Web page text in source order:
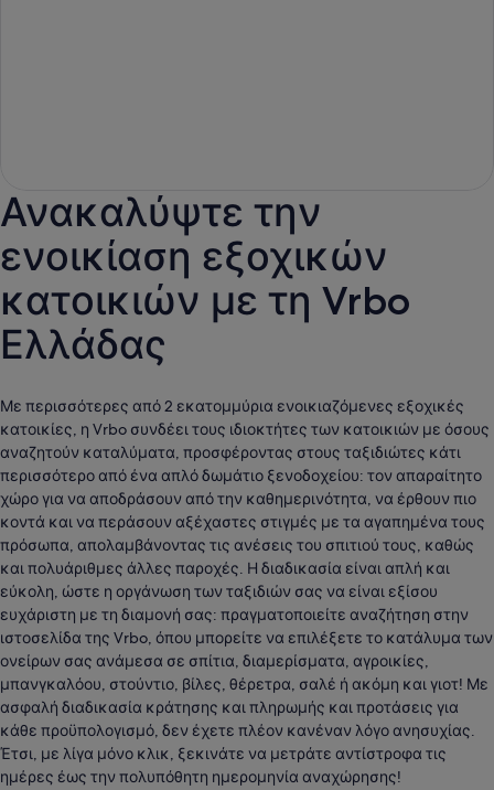
Ανακαλύψτε την
ενοικίαση εξοχικών
κατοικιών με τη Vrbo
Ελλάδας
Με περισσότερες από 2 εκατομμύρια ενοικιαζόμενες εξοχικές
κατοικίες, η Vrbo συνδέει τους ιδιοκτήτες των κατοικιών με όσους
αναζητούν καταλύματα, προσφέροντας στους ταξιδιώτες κάτι
περισσότερο από ένα απλό δωμάτιο ξενοδοχείου: τον απαραίτητο
χώρο για να αποδράσουν από την καθημερινότητα, να έρθουν πιο
κοντά και να περάσουν αξέχαστες στιγμές με τα αγαπημένα τους
πρόσωπα, απολαμβάνοντας τις ανέσεις του σπιτιού τους, καθώς
και πολυάριθμες άλλες παροχές. Η διαδικασία είναι απλή και
εύκολη, ώστε η οργάνωση των ταξιδιών σας να είναι εξίσου
ευχάριστη με τη διαμονή σας: πραγματοποιείτε αναζήτηση στην
ιστοσελίδα της Vrbo, όπου μπορείτε να επιλέξετε το κατάλυμα των
ονείρων σας ανάμεσα σε σπίτια, διαμερίσματα, αγροικίες,
μπανγκαλόου, στούντιο, βίλες, θέρετρα, σαλέ ή ακόμη και γιοτ! Με
ασφαλή διαδικασία κράτησης και πληρωμής και προτάσεις για
κάθε προϋπολογισμό, δεν έχετε πλέον κανέναν λόγο ανησυχίας.
Έτσι, με λίγα μόνο κλικ, ξεκινάτε να μετράτε αντίστροφα τις
ημέρες έως την πολυπόθητη ημερομηνία αναχώρησης!